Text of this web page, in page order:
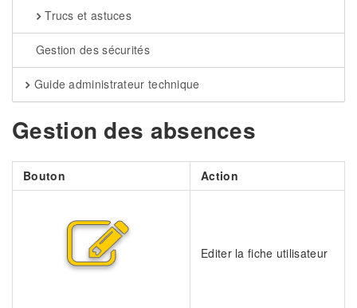
Trucs et astuces
Gestion des sécurités
Guide administrateur technique
Gestion des absences
Bouton Action
Editer la fiche utilisateur